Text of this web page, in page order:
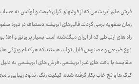
فرش های ابریشمی که از فرشهای گران قیمت و لوکس به حساب
زمان صفویه برمی گردند قالی‌های ابریشم دستباف در دوره
راه های ارتباطی که از ایران میگذشته است بسیار پر رونق و
نوع طبیعی و مصنوعی قابل تولید هستند که هر کدام ویژگی
مقایسه با بافت های غیر ابریشمی، فرش های ابریشمی به
کرک ها و نخ خاب بکار گرفته شده، کیفیت رنگ، نمود زیبایی و